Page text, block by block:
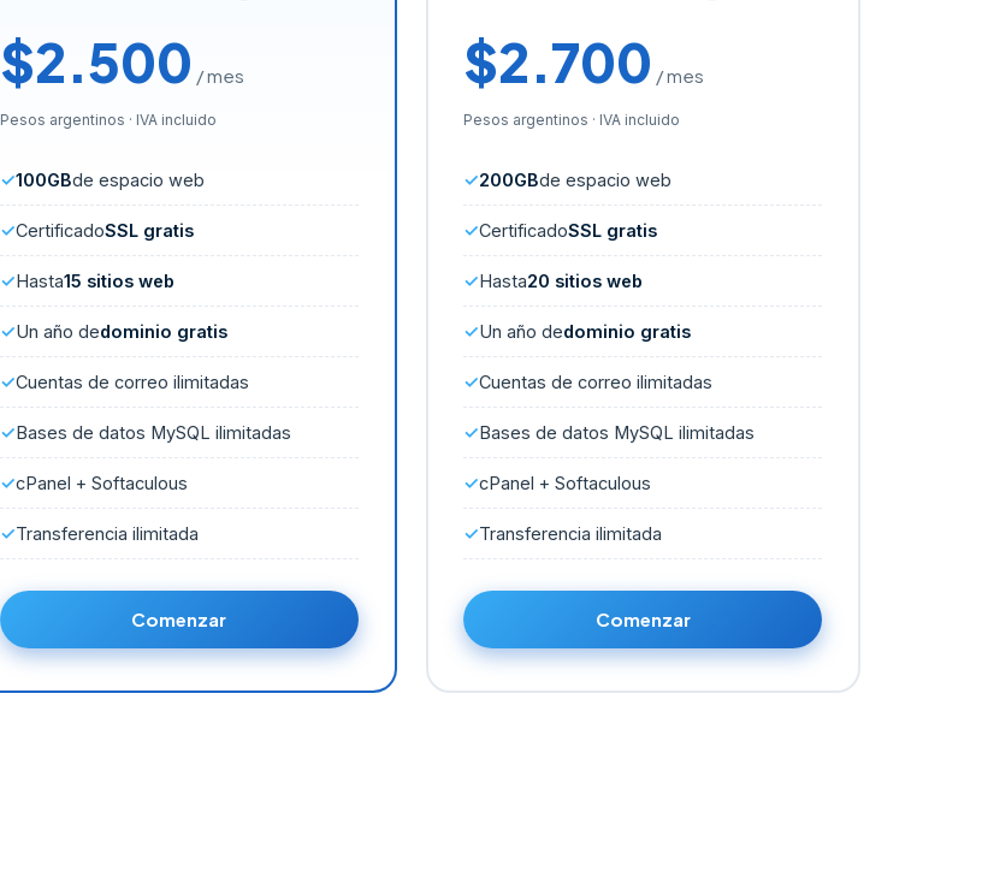
$2.500 / mes
Pesos argentinos · IVA incluido
100GBde espacio web
CertificadoSSL gratis
Hasta15 sitios web
Un año dedominio gratis
Cuentas de correo ilimitadas
Bases de datos MySQL ilimitadas
cPanel + Softaculous
Transferencia ilimitada
Comenzar
$2.700 / mes
Pesos argentinos · IVA incluido
200GBde espacio web
CertificadoSSL gratis
Hasta20 sitios web
Un año dedominio gratis
Cuentas de correo ilimitadas
Bases de datos MySQL ilimitadas
cPanel + Softaculous
Transferencia ilimitada
Comenzar